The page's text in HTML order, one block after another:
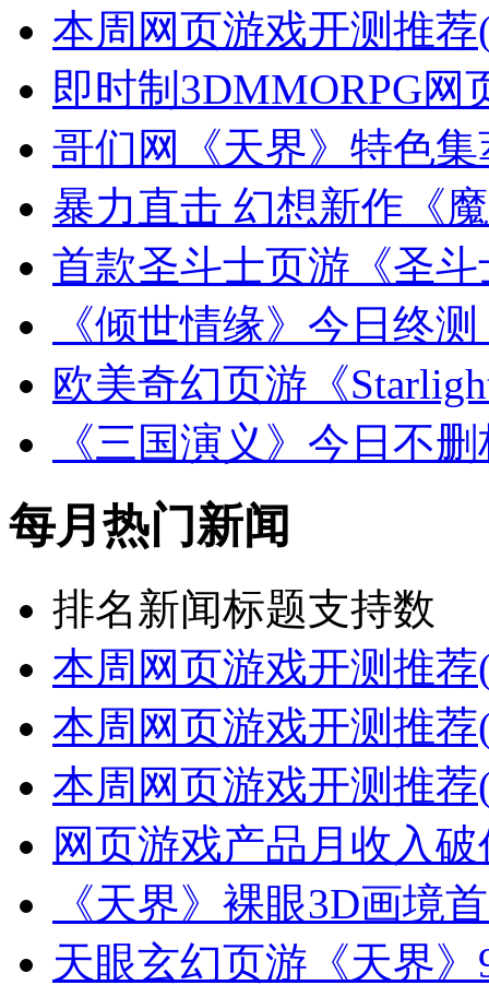
本周网页游戏开测推荐
即时制3DMMORPG网
哥们网《天界》特色
暴力直击 幻想新作《
首款圣斗士页游《圣
《倾世情缘》今日终
欧美奇幻页游《
《三国演义》今日不
每月热门新闻
排名新闻标题支持数
本周网页游戏开测推荐
本周网页游戏开测推荐
本周网页游戏开测推荐
网页游戏产品月收入
《天界》裸眼3D画境
天眼玄幻页游《天界